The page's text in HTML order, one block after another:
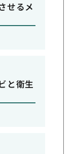
せるメ
と衛生